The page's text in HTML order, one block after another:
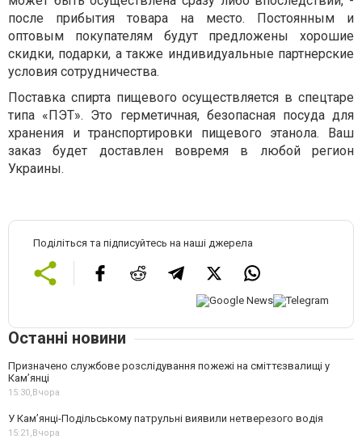
после прибытия товара на место. Постоянным и
оптовым покупателям будут предложены хорошие
скидки, подарки, а также индивидуальные партнерские
условия сотрудничества.
Поставка спирта пищевого осуществляется в спецтаре
типа «ПЭТ». Это герметичная, безопасная посуда для
хранения и транспортировки пищевого этанола. Ваш
заказ будет доставлен вовремя в любой регион
Украины.
Поділіться та підписуйтесь на наші джерела
Останні новини
Призначено службове розслідування пожежі на сміттєзвалищі у
Кам’янці
15:30,Вчора
У Кам’янці-Подільському патрульні виявили нетверезого водія
15:21,Вчора